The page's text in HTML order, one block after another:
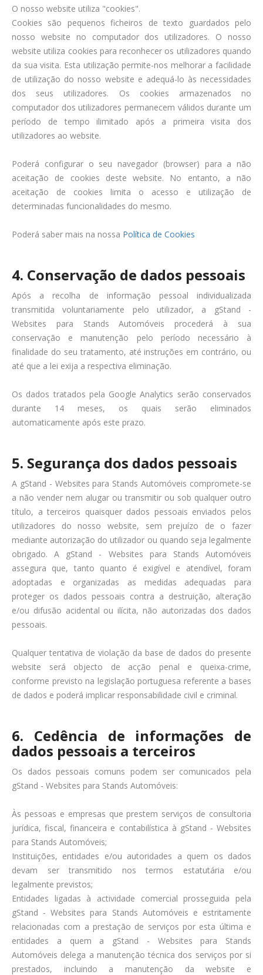
O nosso website utiliza "cookies".
Cookies são pequenos ficheiros de texto guardados pelo
nosso website no computador dos utilizadores. O nosso
website utiliza cookies para reconhecer os utilizadores quando
da sua visita. Esta utilização permite-nos melhorar a facilidade
de utilização do nosso website e adequá-lo às necessidades
dos seus utilizadores. Os cookies armazenados no
computador dos utilizadores permanecem válidos durante um
período de tempo ilimitado após a primeira visita dos
utilizadores ao website.
Poderá configurar o seu navegador (browser) para a não
aceitação de cookies deste website. No entanto, a não
aceitação de cookies limita o acesso e utilização de
determinadas funcionalidades do mesmo.
Poderá saber mais na nossa Política de Cookies
4. Conservação de dados pessoais
Após a recolha de informação pessoal individualizada
transmitida voluntariamente pelo utilizador, a gStand -
Websites para Stands Automóveis procederá à sua
conservação e manutenção pelo período necessário à
finalidade do seu tratamento, até instruções em contrário, ou
até que a lei exija a respectiva eliminação.
Os dados tratados pela Google Analytics serão conservados
durante 14 meses, os quais serão eliminados
automaticamente após este prazo.
5. Segurança dos dados pessoais
A gStand - Websites para Stands Automóveis compromete-se
a não vender nem alugar ou transmitir ou sob qualquer outro
título, a terceiros quaisquer dados pessoais enviados pelos
utilizadores do nosso website, sem prejuízo de o fazer
mediante autorização do utilizador ou quando seja legalmente
obrigado. A gStand - Websites para Stands Automóveis
assegura que, tanto quanto é exigível e atendível, foram
adoptadas e organizadas as medidas adequadas para
proteger os dados pessoais contra a destruição, alteração
e/ou difusão acidental ou ilícita, não autorizadas dos dados
pessoais.
Qualquer tentativa de violação da base de dados do presente
website será objecto de acção penal e queixa-crime,
conforme previsto na legislação portuguesa referente a bases
de dados e poderá implicar responsabilidade civil e criminal.
6. Cedência de informações de
dados pessoais a terceiros
Os dados pessoais comuns podem ser comunicados pela
gStand - Websites para Stands Automóveis:
Às pessoas e empresas que prestem serviços de consultoria
jurídica, fiscal, financeira e contabilística à gStand - Websites
para Stands Automóveis;
Instituições, entidades e/ou autoridades a quem os dados
devam ser transmitido nos termos estatutária e/ou
legalmente previstos;
Entidades ligadas à actividade comercial prosseguida pela
gStand - Websites para Stands Automóveis e estritamente
relacionadas com a prestação de serviços por esta última e
entidades a quem a gStand - Websites para Stands
Automóveis delega a manutenção técnica dos serviços por si
prestados, incluindo a manutenção da website e